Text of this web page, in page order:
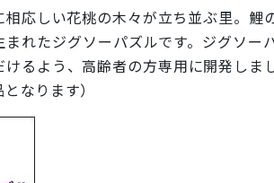
相応しい花桃の木々が立ち並ぶ里。
まれたジグソーパズルです。ジグソ
けるよう、高齢者の方専用に開発し
なります）